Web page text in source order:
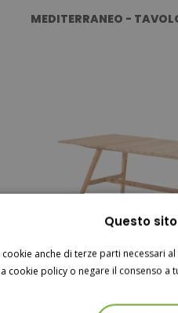
MEDITERRANEO -
Questo
anche di terze parti necessari
cookie policy o negare il consenso a